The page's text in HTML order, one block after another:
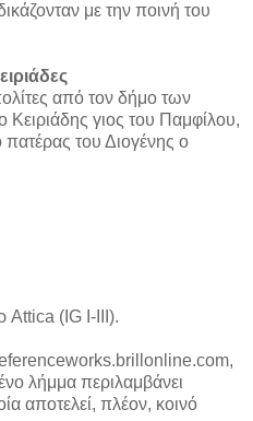
με την ποινή του
από τον δήμο των
γιος του Παμφίλου,
του Διογένης ο
Attica (IG I-III).
λήμμα περιλαμβάνει
αποτελεί, πλέον, κοινό